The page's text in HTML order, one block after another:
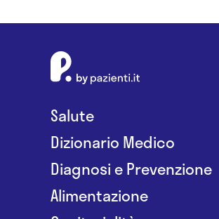
Salute
Dizionario Medico
Diagnosi e Prevenzione
Alimentazione